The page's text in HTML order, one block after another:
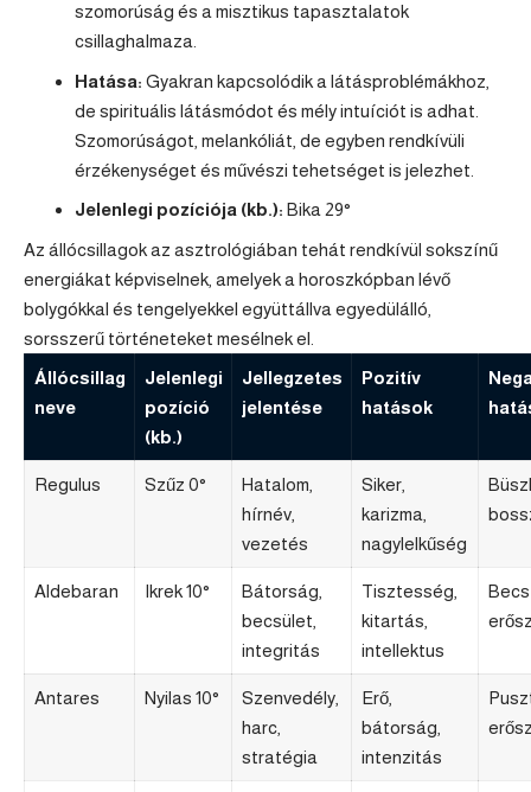
szomorúság és a misztikus tapasztalatok
csillaghalmaza.
Hatása: Gyakran kapcsolódik a látásproblémákhoz,
de spirituális látásmódot és mély intuíciót is adhat.
Szomorúságot, melankóliát, de egyben rendkívüli
érzékenységet és művészi tehetséget is jelezhet.
Jelenlegi pozíciója (kb.): Bika 29°
Az állócsillagok az asztrológiában tehát rendkívül sokszínű
energiákat képviselnek, amelyek a horoszkópban lévő
bolygókkal és tengelyekkel együttállva egyedülálló,
sorsszerű történeteket mesélnek el.
Állócsillag
neve
Jelenlegi
pozíció
(kb.)
Jellegzetes
jelentése
Pozitív
hatások
Regulus Szűz 0°
Hatalom,
hírnév,
vezetés
Siker,
karizma,
nagylelkűség
Aldebaran Ikrek 10°
Bátorság,
becsület,
integritás
Tisztesség,
kitartás,
intellektus
Antares Nyilas 10°
Szenvedély,
harc,
stratégia
Erő,
bátorság,
intenzitás